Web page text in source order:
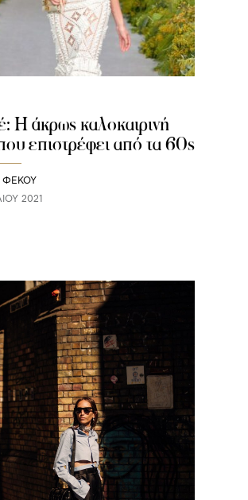
Η άκρως καλοκαιρινή
επιστρέφει από τα 60s
ΦΕΚΟΥ
2021